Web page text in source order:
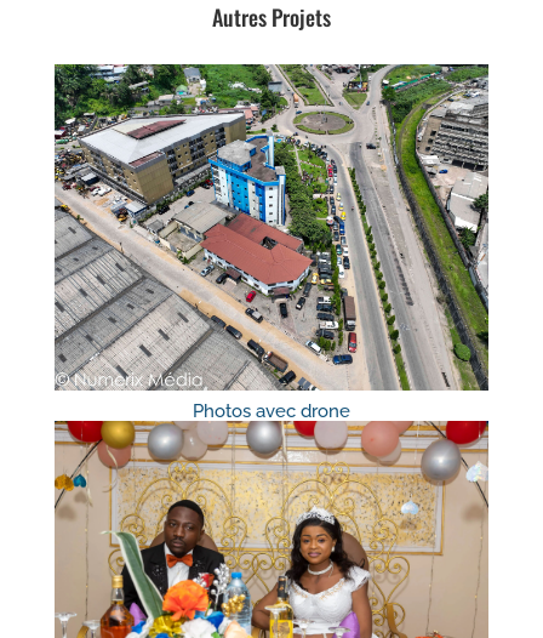
Autres Projets
Photos avec drone